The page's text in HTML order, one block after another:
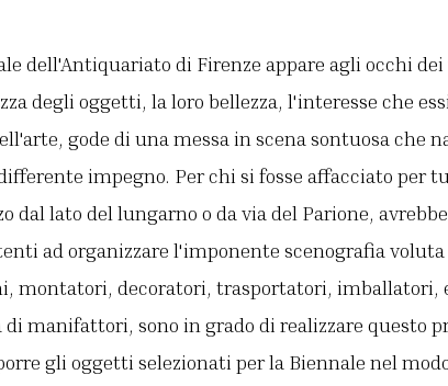
dell'Antiquariato di Firenze appare agli occhi
degli oggetti, la loro bellezza, l'interesse che
gode di una messa in scena sontuosa che
impegno. Per chi si fosse affacciato per
dal lato del lungarno o da via del Parione,
ad organizzare l'imponente scenografia voluta
montatori, decoratori, trasportatori,
manifattori, sono in grado di realizzare questo
gli oggetti selezionati per la Biennale nel